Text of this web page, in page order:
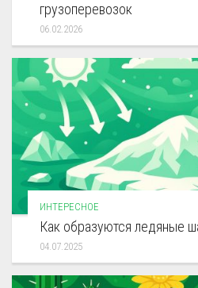
грузоперевозок
06.02.2026
ИНТЕРЕСНОЕ
Как образуются ледяные
04.07.2025